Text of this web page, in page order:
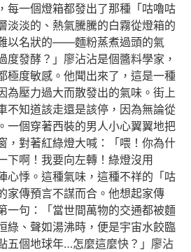
每一個燈箱都發出了那種「咕嚕咕
淡淡的、熱氣騰騰的白霧從燈箱的
以名狀的——麵粉蒸煮過頭的氣
度發酵？」廖沾沾是個醬料學家，
極度敏感。他聞出來了，這是一種
為壓力過大而散發出的氣味。街上
不知道該走還是該停，因為無論從
一個穿著西裝的男人小心翼翼地把
，對著紅綠燈大喊：「喂！你為什
下啊！我要向左轉！綠燈沒用
心悸。這種氣味，這種不祥的「咕
家傳預言不謀而合。他想起家傳
一句：「當世間萬物的交通都被麵
綠、聲如湯沸時，便是宇宙水餃臨
五個地球年…怎麼這麼快？」廖沾